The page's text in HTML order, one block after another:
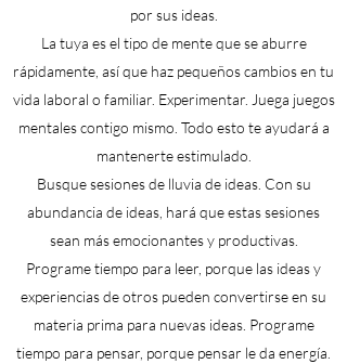
por sus ideas.
La tuya es el tipo de mente que se aburre
rápidamente, así que haz pequeños cambios en tu
vida laboral o familiar. Experimentar. Juega juegos
mentales contigo mismo. Todo esto te ayudará a
mantenerte estimulado.
Busque sesiones de lluvia de ideas. Con su
abundancia de ideas, hará que estas sesiones
sean más emocionantes y productivas.
Programe tiempo para leer, porque las ideas y
experiencias de otros pueden convertirse en su
materia prima para nuevas ideas. Programe
tiempo para pensar, porque pensar le da energía.